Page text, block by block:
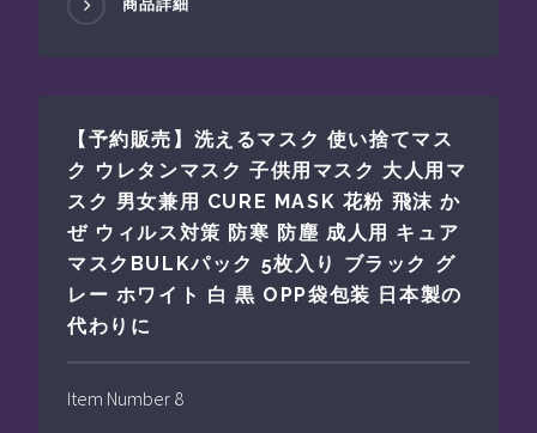
商品詳細
【予約販売】洗えるマスク 使い捨てマス
ク ウレタンマスク 子供用マスク 大人用マ
スク 男女兼用 CURE MASK 花粉 飛沫 か
ぜ ウィルス対策 防寒 防塵 成人用 キュア
マスクBULKパック 5枚入り ブラック グ
レー ホワイト 白 黒 OPP袋包装 日本製の
代わりに
Item Number 8